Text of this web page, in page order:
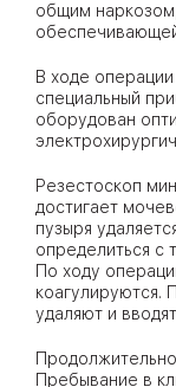
общим
В ходе
специальный
оборудован
Резестоскоп
достигает
пузыря
определиться с
По ходу
коагулируются.
удаляют и
Пребывание в